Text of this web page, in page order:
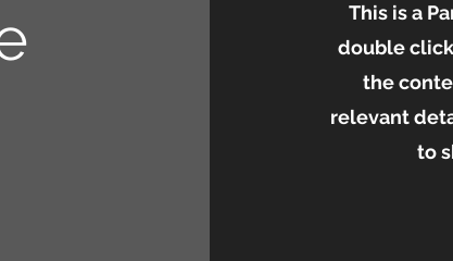
This is a
double
the
relevant
to